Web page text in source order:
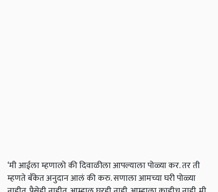
‘मी आईला म्हणालो की दिवाळीला आपल्याला पोळ्या कर. तर ती
म्हणते बँकेत अनुदान आलं की करु. सणाला आमच्या घरी पोळ्या